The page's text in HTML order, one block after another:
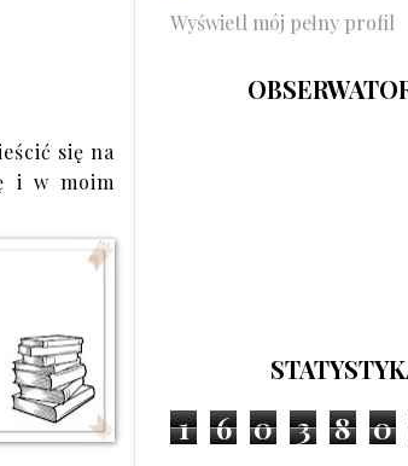
się na
i w moim
Wyświetl mój pełny profil
1 6 0 3 8 0